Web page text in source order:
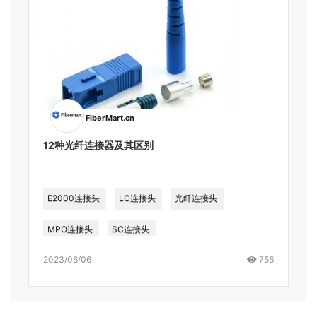
FiberMart.cn
12种光纤连接器及其区别
E2000连接头 LC连接头 光纤连接头
MPO连接头 SC连接头
2023/06/06 756